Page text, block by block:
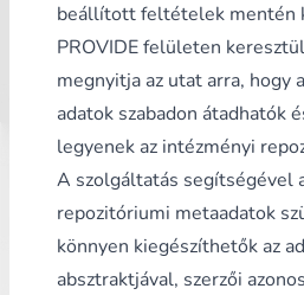
beállított feltételek mentén
PROVIDE felületen
megnyitja az utat arra, hogy
adatok szabadon átadhatók
legyenek az intézményi
A szolgáltatás segítségével
repozitóriumi metaadatok
könnyen kiegészíthetők az
absztraktjával, szerzői